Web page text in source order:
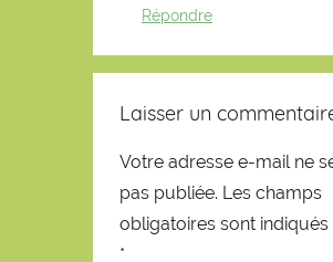
Répondre
Laisser un
Votre adresse e-mail ne
pas publiée. Les champs
obligatoires sont indiqués
*